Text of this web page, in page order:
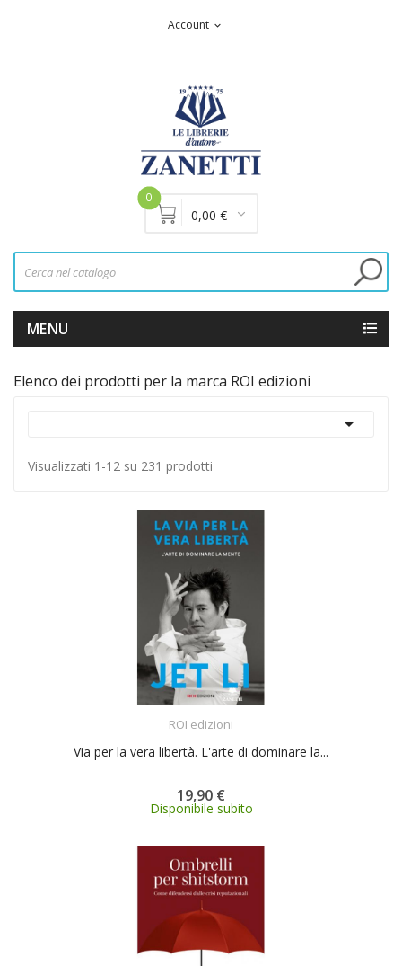
Account expand_more
0
0,00 €
MENU
Elenco dei prodotti per la marca ROI edizioni

Visualizzati 1-12 su 231 prodotti
ROI edizioni
Via per la vera libertà. L'arte di dominare la...
19,90 €
Disponibile subito